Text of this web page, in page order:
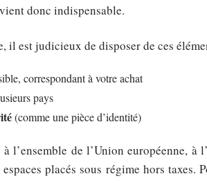
donc indispensable.
il est judicieux de disposer de ces
correspondant à votre achat
pays
(comme une pièce d’identité)
à l’ensemble de l’Union européenne,
placés sous régime hors taxes.